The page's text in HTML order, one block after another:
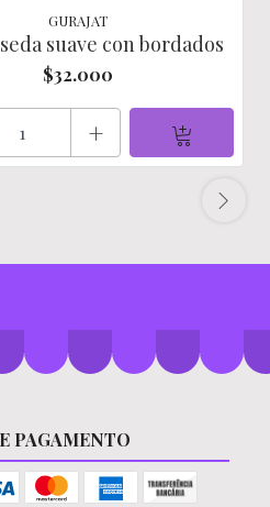
GURAJAT
suave con bordados
$32.000
+
PAGAMENTO